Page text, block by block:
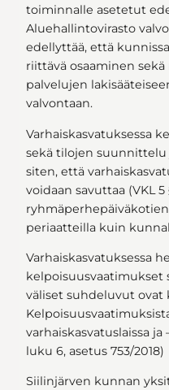
toiminnalle asetetut
Aluehallintovirasto
edellyttää, että
riittävä osaaminen
palvelujen
valvontaan.
Varhaiskasvatuksessa
sekä tilojen
siten, että
voidaan savuttaa (VKL 5
periaatteilla kuin
Varhaiskasvatuksessa
kelpoisuusvaatimukset
väliset suhdeluvut ovat
varhaiskasvatuslaissa ja
luku 6, asetus 753/2018)
Siilinjärven kunnan